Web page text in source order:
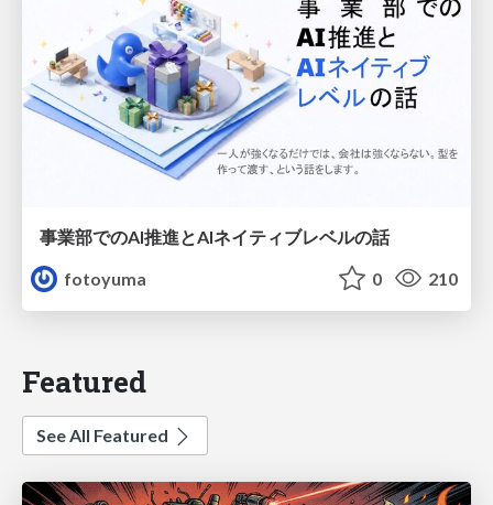
事業部でのAI推進とAIネイティブレベルの話
fotoyuma
0 210
Featured
See All Featured